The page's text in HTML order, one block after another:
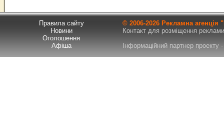
Правила сайту
Новини
Оголошення
Афіша
© 2006-2026 Рекламна
Контакт для розміщення
Інформаційний партнер проекту